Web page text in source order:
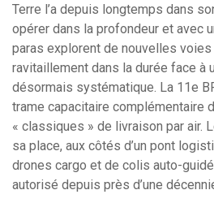
Terre l’a depuis longtemps dans
opérer dans la profondeur et avec
paras explorent de nouvelles voies
ravitaillement dans la durée face à
désormais systématique. La 11e
trame capacitaire complémentaire
« classiques » de livraison par air.
sa place, aux côtés d’un pont
drones cargo et de colis auto-
autorisé depuis près d’une